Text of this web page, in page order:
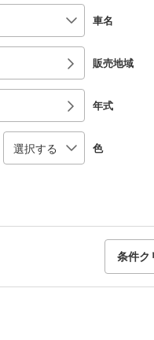
車名
販売地域
年式
色
条件ク